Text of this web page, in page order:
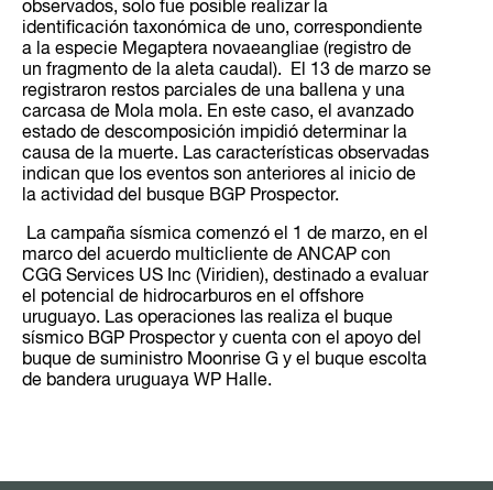
observados, solo fue posible realizar la
identificación taxonómica de uno, correspondiente
a la especie Megaptera novaeangliae (registro de
un fragmento de la aleta caudal). El 13 de marzo se
registraron restos parciales de una ballena y una
carcasa de Mola mola. En este caso, el avanzado
estado de descomposición impidió determinar la
causa de la muerte. Las características observadas
indican que los eventos son anteriores al inicio de
la actividad del busque BGP Prospector.
La campaña sísmica comenzó el 1 de marzo, en el
marco del acuerdo multicliente de ANCAP con
CGG Services US Inc (Viridien), destinado a evaluar
el potencial de hidrocarburos en el offshore
uruguayo. Las operaciones las realiza el buque
sísmico BGP Prospector y cuenta con el apoyo del
buque de suministro Moonrise G y el buque escolta
de bandera uruguaya WP Halle.